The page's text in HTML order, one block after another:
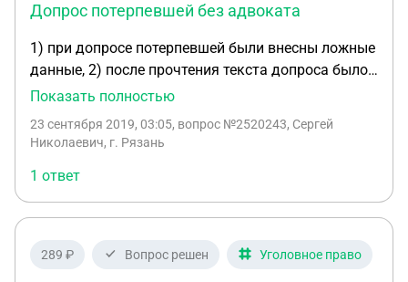
Допрос потерпевшей без адвоката
1) при допросе потерпевшей были внесны ложные
данные, 2) после прочтения текста допроса было
заявлено о искажении смысла текста, 3)
записать исправления в конце допроса, 4) новый
потерпевшая указала на это и попросила
записать правильно 6) следователь, сказал, что
на листе уж больше нет места и вообще точните
приговор 1-й вариант. Стало понятно намерение
Показать полностью
23 сентября 2019, 03:05, вопрос №2520243, Сергей
Николаевич, г. Рязань
1 ответ
289 ₽ Вопрос решен Уголовное право